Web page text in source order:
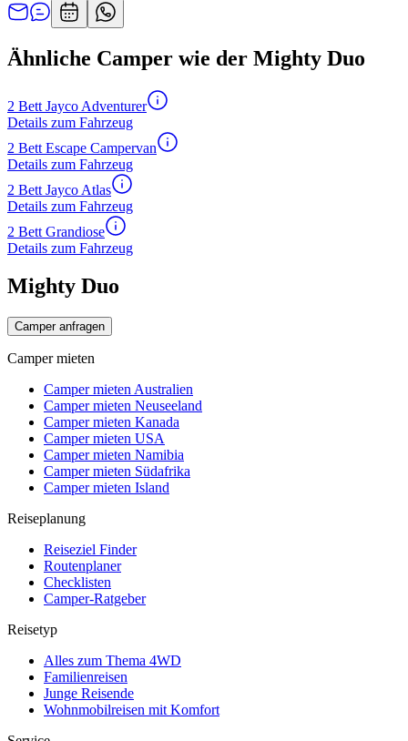
Ähnliche Camper wie der Mighty Duo
2 Bett Jayco Adventurer
Details zum Fahrzeug
2 Bett Escape Campervan
Details zum Fahrzeug
2 Bett Jayco Atlas
Details zum Fahrzeug
2 Bett Grandiose
Details zum Fahrzeug
Mighty Duo
Camper anfragen
Camper mieten
Camper mieten Australien
Camper mieten Neuseeland
Camper mieten Kanada
Camper mieten USA
Camper mieten Namibia
Camper mieten Südafrika
Camper mieten Island
Reiseplanung
Reiseziel Finder
Routenplaner
Checklisten
Camper-Ratgeber
Reisetyp
Alles zum Thema 4WD
Familienreisen
Junge Reisende
Wohnmobilreisen mit Komfort